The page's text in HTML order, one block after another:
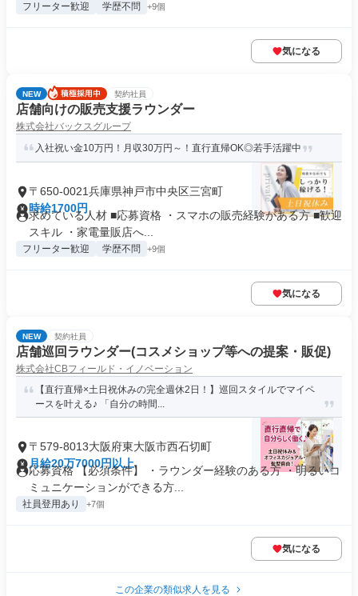
フリーター歓迎 学歴不問 +9個
気になる
NEW 契約社員
店舗向けの販売支援ラウンダー
株式会社バックスグループ
入社祝い金10万円！月収30万円～！直行直帰OK◎若手活躍中
〒650-0021兵庫県神戸市中央区三宮町
時給1700円
求めている人材 ■応募資格 ・スマホの販売経験がある方 ■歓迎
スキル ・家電量販店へ...
フリーター歓迎 学歴不問 +9個
気になる
NEW 契約社員
店舗巡回ラウンダー(コスメショップ等への提案・販促)
株式会社CBフィールド・イノベーション
【直行直帰×土日祝休みの完全週休2日！】巡回スタイルでマイペ
ースを叶える♪ 「自分の時間...
〒579-8013大阪府東大阪市西石切町
月給20万7000円以上
応募資格 【必須条件】 ・ラウンダー経験のある方 ・明るいコ
ミュニケーションができる方...
社員登用あり +7個
気になる
この企業の類似求人を見る